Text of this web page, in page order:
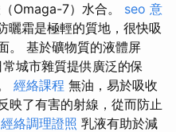
Omaga-7）水合。 seo 意
曬霜是極輕的質地，很快吸
。 基於礦物質的液體屏
城市雜質提供廣泛的保
經絡課程 無油，易於吸收
映了有害的射線，從而防止
經絡調理證照 乳液有助於減